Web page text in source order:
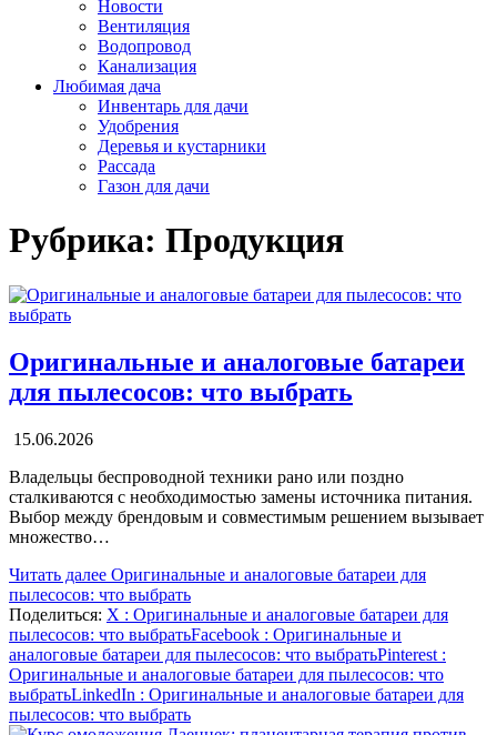
Новости
Вентиляция
Водопровод
Канализация
Любимая дача
Инвентарь для дачи
Удобрения
Деревья и кустарники
Рассада
Газон для дачи
Рубрика: Продукция
Оригинальные и аналоговые батареи
для пылесосов: что выбрать
15.06.2026
Владельцы беспроводной техники рано или поздно
сталкиваются с необходимостью замены источника питания.
Выбор между брендовым и совместимым решением вызывает
множество…
Читать далее Оригинальные и аналоговые батареи для
пылесосов: что выбрать
Поделиться: X : Оригинальные и аналоговые батареи для
пылесосов: что выбратьFacebook : Оригинальные и
аналоговые батареи для пылесосов: что выбратьPinterest :
Оригинальные и аналоговые батареи для пылесосов: что
выбратьLinkedIn : Оригинальные и аналоговые батареи для
пылесосов: что выбрать